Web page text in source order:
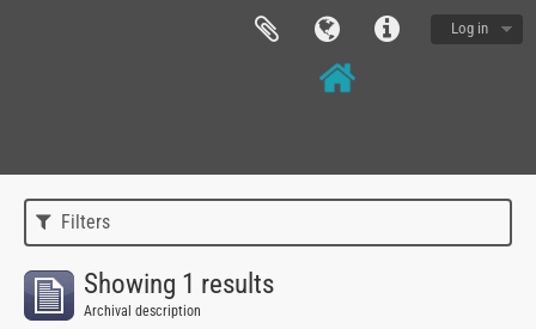
Log in
Filters
Showing 1 results
Archival description